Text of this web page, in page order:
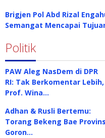
Brigjen Pol Abd Rizal
Semangat Mencapai
Politik
PAW Aleg NasDem di DPR
RI: Tak Berkomentar Lebih,
Prof. Wina…
Adhan & Rusli Bertemu:
Torang Bekeng Bae
Goron…